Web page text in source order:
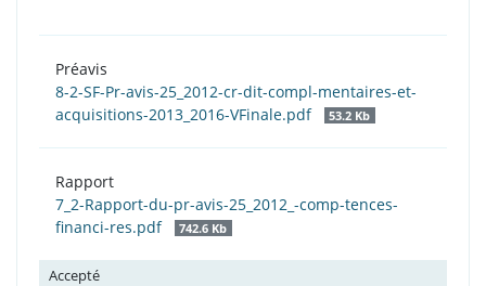
Préavis
8-2-SF-Pr-avis-25_2012-cr-dit-compl-mentaires-et-
acquisitions-2013_2016-VFinale.pdf
53.2 Kb
Rapport
7_2-Rapport-du-pr-avis-25_2012_-comp-tences-
financi-res.pdf
742.6 Kb
Accepté